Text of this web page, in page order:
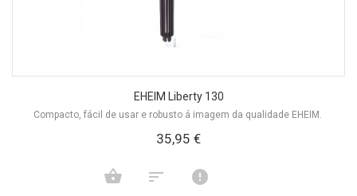
EHEIM Liberty 130
Compacto, fácil de usar e robusto á imagem da qualidade EHEIM.
35,95 €